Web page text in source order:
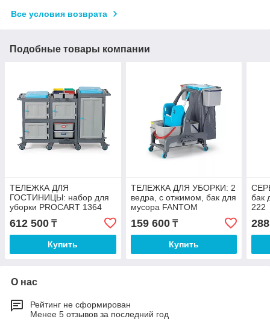
Все условия возврата
Подобные товары компании
ТЕЛЕЖКА ДЛЯ
ГОСТИНИЦЫ: набор для
уборки PROCART 1364
612 500 ₸
Купить
ТЕЛЕЖКА ДЛЯ УБОРКИ: 2
ведра, с отжимом, бак для
мусора FANTOM
PROCART JET736S
159 600₸
Купить
бак
222
О нас
Рейтинг не сформирован
Менее 5 отзывов за последний год